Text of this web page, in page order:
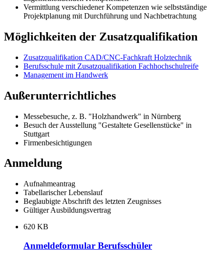
Vermittlung verschiedener Kompetenzen wie selbstständige
Projektplanung mit Durchführung und Nachbetrachtung
Möglichkeiten der Zusatzqualifikation
Zusatzqualifikation CAD/CNC-Fachkraft Holztechnik
Berufsschule mit Zusatzqualifikation Fachhochschulreife
Management im Handwerk
Außerunterrichtliches
Messebesuche, z. B. "Holzhandwerk" in Nürnberg
Besuch der Ausstellung "Gestaltete Gesellenstücke" in
Stuttgart
Firmenbesichtigungen
Anmeldung
Aufnahmeantrag
Tabellarischer Lebenslauf
Beglaubigte Abschrift des letzten Zeugnisses
Gültiger Ausbildungsvertrag
620 KB
Anmeldeformular Berufsschüler